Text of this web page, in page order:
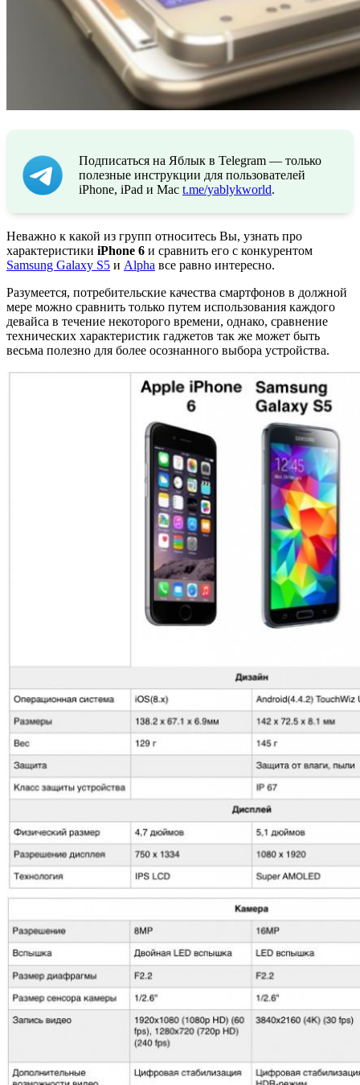
Подписаться на Яблык в Telegram — только
полезные инструкции для пользователей
iPhone, iPad и Mac t.me/yablykworld.
Неважно к какой из групп относитесь Вы, узнать про
характеристики iPhone 6 и сравнить его с конкурентом
Samsung Galaxy S5 и Alpha все равно интересно.
Разумеется, потребительские качества смартфонов в должной
мере можно сравнить только путем использования каждого
девайса в течение некоторого времени, однако, сравнение
технических характеристик гаджетов так же может быть
весьма полезно для более осознанного выбора устройства.